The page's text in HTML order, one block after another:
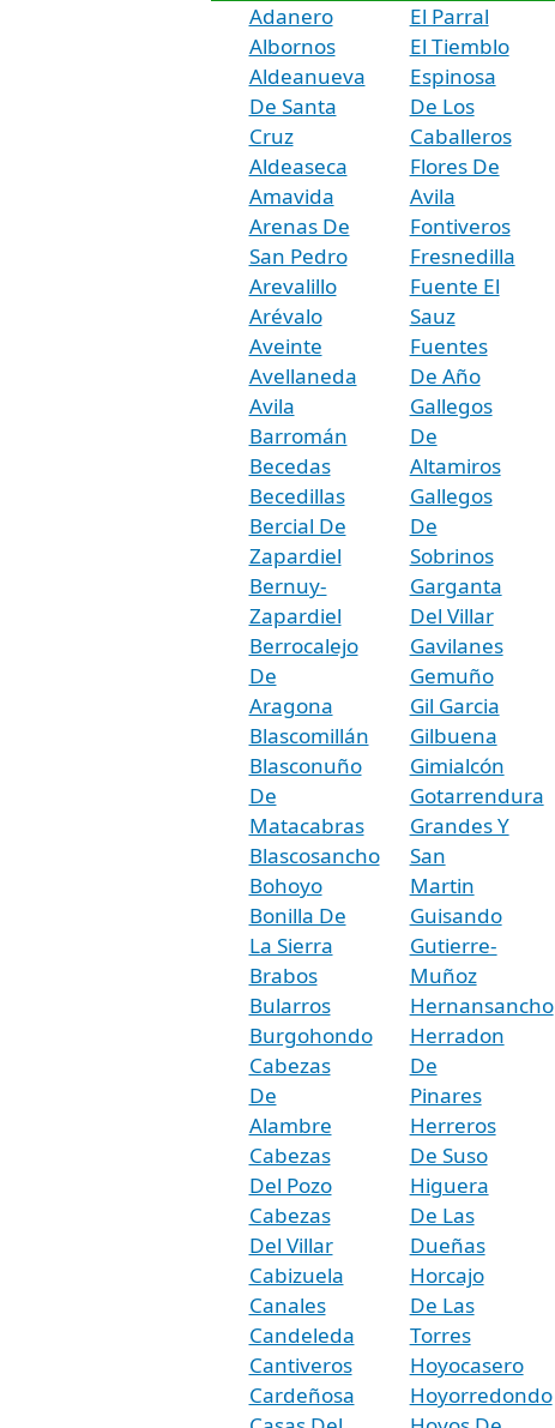
Adanero
Albornos
Aldeanueva
De Santa
Cruz
Aldeaseca
Amavida
Arenas De
San Pedro
Arevalillo
Arévalo
Aveinte
Avellaneda
Avila
Barromán
Becedas
Becedillas
Bercial De
Zapardiel
Bernuy-
Zapardiel
Berrocalejo
De
Aragona
Blascomillán
Blasconuño
De
Matacabras
Blascosancho
Bohoyo
Bonilla De
La Sierra
Brabos
Bularros
Burgohondo
Cabezas
De
Alambre
Cabezas
Del Pozo
Cabezas
Del Villar
Cabizuela
Canales
Candeleda
Cantiveros
Cardeñosa
El Parral
El Tiemblo
Espinosa
De Los
Caballeros
Flores De
Avila
Fontiveros
Fresnedilla
Fuente El
Sauz
Fuentes
De Año
Gallegos
De
Altamiros
Gallegos
De
Sobrinos
Garganta
Del Villar
Gavilanes
Gemuño
Gil Garcia
Gilbuena
Gimialcón
Gotarrendura
Grandes Y
San
Martin
Guisando
Gutierre-
Muñoz
Hernansancho
Herradon
De
Pinares
Herreros
De Suso
Higuera
De Las
Dueñas
Horcajo
De Las
Torres
Hoyocasero
Hoyorredondo